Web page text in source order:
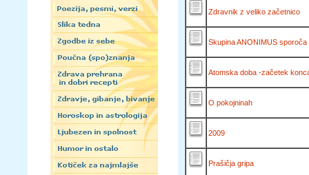
Zdravnik z veliko začetnico
Skupina ANONIMUS sporoča
Atomska doba -začetek
O pokojninah
2009
Prašičja gripa